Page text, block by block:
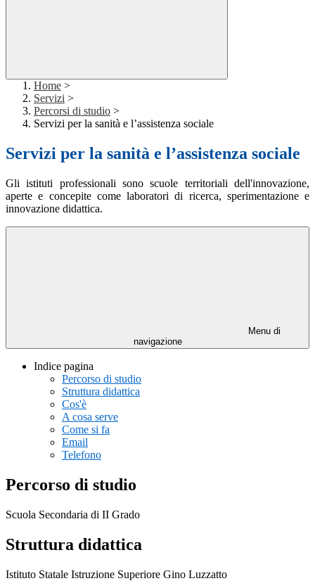
Home >
Servizi >
Percorsi di studio >
Servizi per la sanità e l’assistenza sociale
Servizi per la sanità e l’assistenza sociale
Gli istituti professionali sono scuole territoriali dell'innovazione,
aperte e concepite come laboratori di ricerca, sperimentazione e
innovazione didattica.
Menu di
navigazione
Indice pagina
Percorso di studio
Struttura didattica
Cos'è
A cosa serve
Come si fa
Email
Telefono
Percorso di studio
Scuola Secondaria di II Grado
Struttura didattica
Istituto Statale Istruzione Superiore Gino Luzzatto